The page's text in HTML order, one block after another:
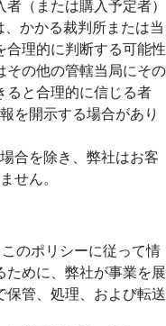
（または購入予定者）
かかる裁判所または当
合理的に判断する可能性
その他の管轄当局にその
ると合理的に信じる者
を開示する場合があり
合を除き、弊社はお客
せん。
のポリシーに従って情
ために、弊社が事業を展
保管、処理、および転送